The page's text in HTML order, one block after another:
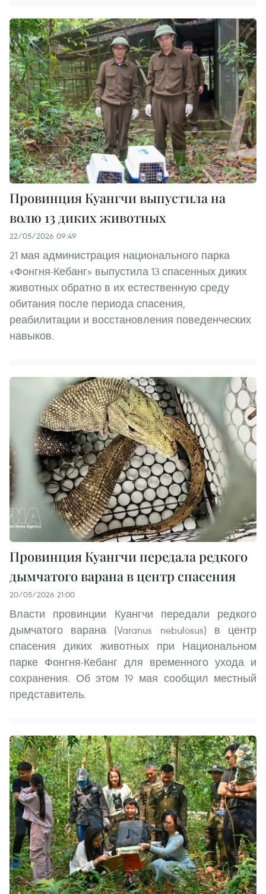
Провинция Куангчи выпустила на
волю 13 диких животных
22/05/2026 09:49
21 мая администрация национального парка
«Фонгня-Кебанг» выпустила 13 спасенных диких
животных обратно в их естественную среду
обитания после периода спасения,
реабилитации и восстановления поведенческих
навыков.
Провинция Куангчи передала редкого
дымчатого варана в центр спасения
20/05/2026 21:00
Власти провинции Куангчи передали редкого
дымчатого варана (Varanus nebulosus) в центр
спасения диких животных при Национальном
парке Фонгня-Кебанг для временного ухода и
сохранения. Об этом 19 мая сообщил местный
представитель.